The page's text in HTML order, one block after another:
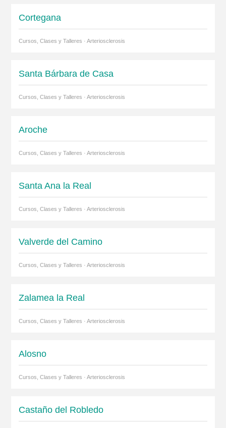
Cortegana
Cursos, Clases y Talleres · Arteriosclerosis
Santa Bárbara de Casa
Cursos, Clases y Talleres · Arteriosclerosis
Aroche
Cursos, Clases y Talleres · Arteriosclerosis
Santa Ana la Real
Cursos, Clases y Talleres · Arteriosclerosis
Valverde del Camino
Cursos, Clases y Talleres · Arteriosclerosis
Zalamea la Real
Cursos, Clases y Talleres · Arteriosclerosis
Alosno
Cursos, Clases y Talleres · Arteriosclerosis
Castaño del Robledo